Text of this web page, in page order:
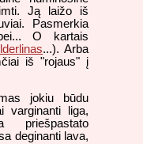
Ją laižo iš
Pasmerkia
O kartais
...). Arba
iš "rojaus" į
jokiu būdu
varginanti liga,
priešpastato
deginanti lava,